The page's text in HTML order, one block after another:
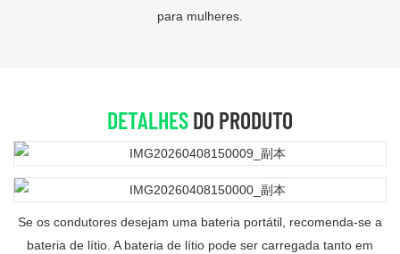
para mulheres.
DETALHESDO PRODUTO
Se os condutores desejam uma bateria portátil, recomenda-se a
bateria de lítio. A bateria de lítio pode ser carregada tanto em